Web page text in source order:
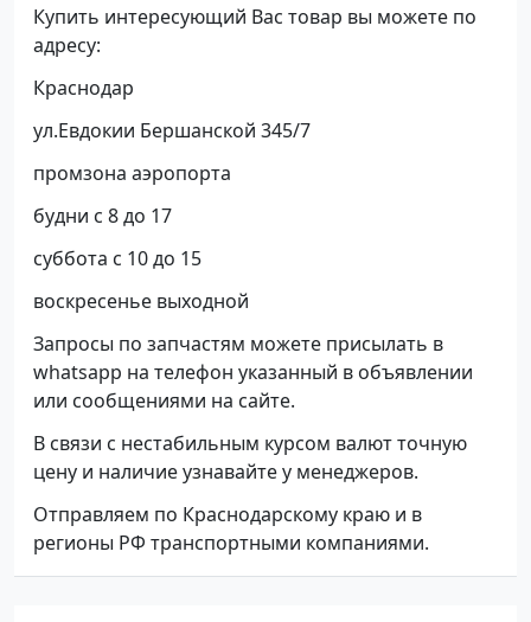
Купить интересующий Вас товар вы можете по
адресу:
Краснодар
ул.Евдокии Бершанской 345/7
промзона аэропорта
будни с 8 до 17
суббота с 10 до 15
воскресенье выходной
Запросы по запчастям можете присылать в
whatsapp на телефон указанный в объявлении
или сообщениями на сайте.
В связи с нестабильным курсом валют точную
цену и наличие узнавайте у менеджеров.
Отправляем по Краснодарскому краю и в
регионы РФ транспортными компаниями.